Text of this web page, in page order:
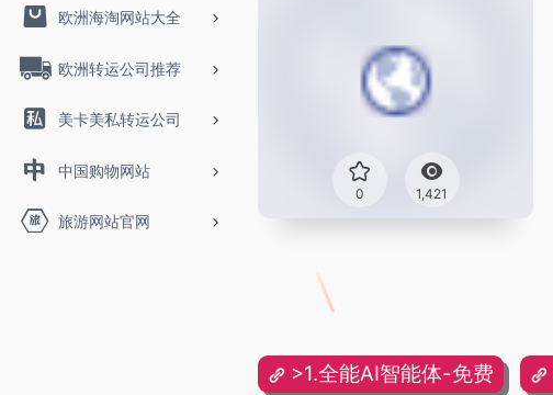
欧洲海淘网站大全
欧洲转运公司推荐
美卡美私转运公司
中国购物网站
旅游网站官网
0 1,421
>1.全能AI智能体-免费